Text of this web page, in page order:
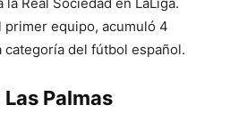
equipo, acumuló 4
categoría del fútbol español.
Palmas